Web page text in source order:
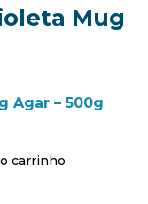
Mug
Agar – 500g
carrinho